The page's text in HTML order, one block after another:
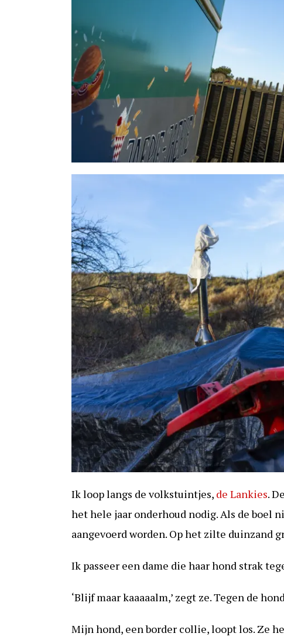
Ik loop langs de volkstuintjes, de Lankies. De
het hele jaar onderhoud nodig. Als de boel
aangevoerd worden. Op het zilte
Ik passeer een dame die haar hond strak
‘Blijf maar kaaaaalm,’ zegt ze. Tegen de
Mijn hond, een border collie, loopt los. Ze